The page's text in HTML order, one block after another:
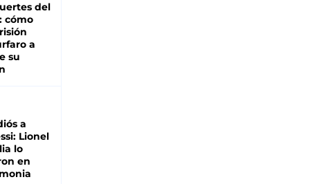
del
cómo
a
su
a
Lionel
lo
en